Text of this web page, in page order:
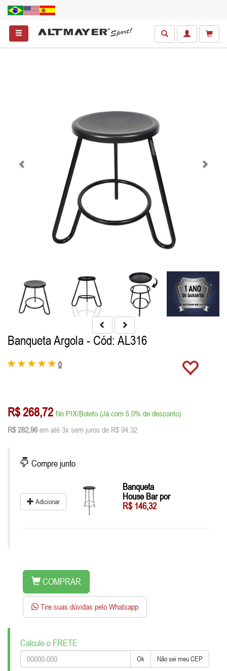
Banqueta Argola - Cód: AL316
0
R$ 268,72 No PIX/Boleto (Já com 5,0% de desconto)
R$ 282,96 em até 3x sem juros de R$ 94,32
Compre junto
Adicionar
Banqueta
House Bar por
R$ 146,32
COMPRAR
Tire suas dúvidas pelo Whatsapp
Calcule o FRETE
Ok Não sei meu CEP